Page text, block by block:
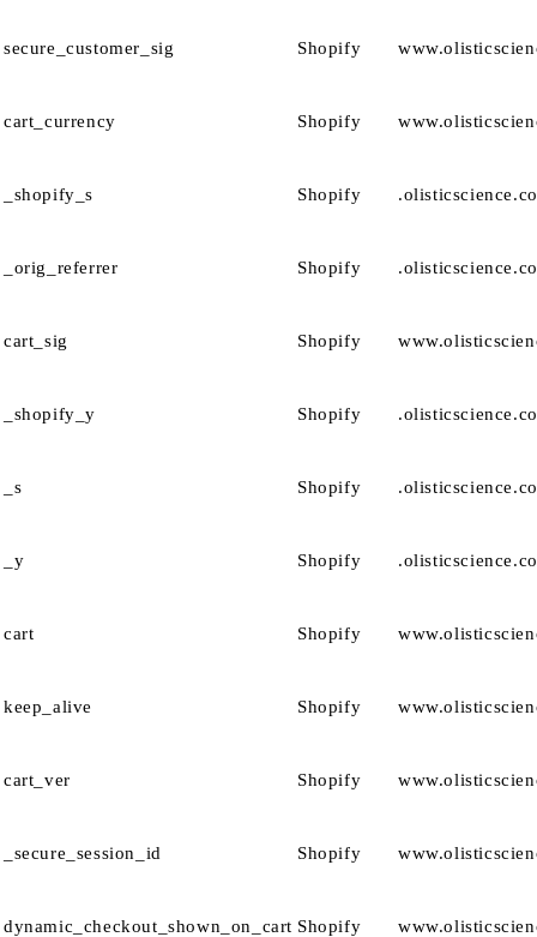
secure_customer_sig Shopify
cart_currency Shopify
_shopify_s Shopify
_orig_referrer Shopify
cart_sig Shopify
_shopify_y Shopify
_s Shopify
_y Shopify
cart Shopify
keep_alive Shopify
cart_ver Shopify
_secure_session_id Shopify
dynamic_checkout_shown_on_cart Shopify